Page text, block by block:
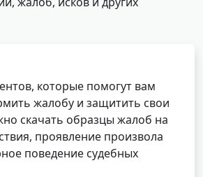
которые помогут вам
жалобу и защитить свои
скачать образцы жалоб на
проявление произвола
поведение судебных